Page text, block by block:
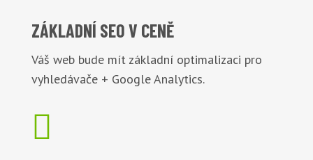
ZÁKLADNÍ SEO V CENĚ
Váš web bude mít základní optimalizaci pro
vyhledávače + Google Analytics.
